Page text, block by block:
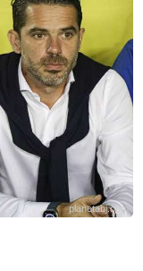
planetabj.com